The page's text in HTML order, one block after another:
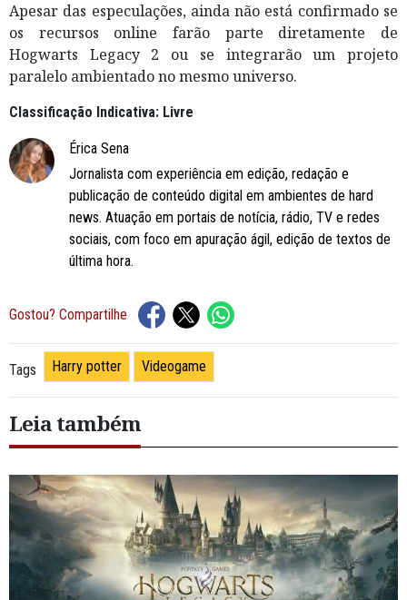
Apesar das especulações, ainda não está confirmado se
os recursos online farão parte diretamente de
Hogwarts Legacy 2 ou se integrarão um projeto
paralelo ambientado no mesmo universo.
Classificação Indicativa: Livre
Érica Sena
Jornalista com experiência em edição, redação e
publicação de conteúdo digital em ambientes de hard
news. Atuação em portais de notícia, rádio, TV e redes
sociais, com foco em apuração ágil, edição de textos de
última hora.
Gostou? Compartilhe
Tags Harry potter Videogame
Leia também